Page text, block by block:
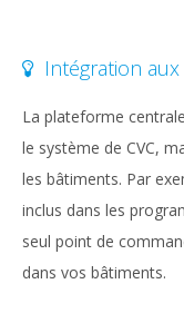
Intégration
La plateforme
le système de CVC,
les bâtiments. Par
inclus dans les
seul point de
dans vos bâtiments.